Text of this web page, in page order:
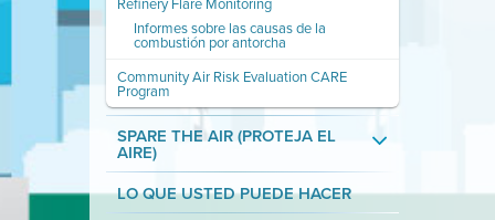
Informes sobre las causas de la
combustión por antorcha
Community Air Risk Evaluation CARE
Program
SPARE THE AIR (PROTEJA EL
AIRE)
LO QUE USTED PUEDE HACER